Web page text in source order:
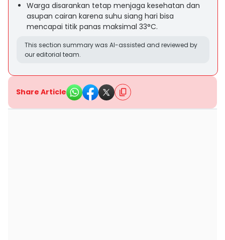
Warga disarankan tetap menjaga kesehatan dan
asupan cairan karena suhu siang hari bisa
mencapai titik panas maksimal 33°C.
This section summary was AI-assisted and reviewed by
our editorial team.
Share Article